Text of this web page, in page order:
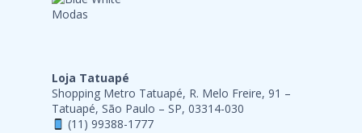
Loja Tatuapé
Shopping Metro Tatuapé, R. Melo Freire, 91 –
Tatuapé, São Paulo – SP, 03314-030
(11) 99388-1777